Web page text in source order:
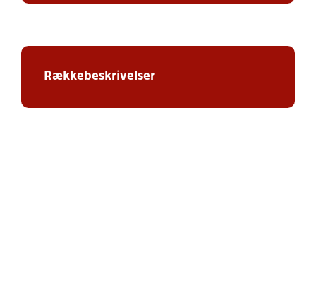
Rækkebeskrivelser